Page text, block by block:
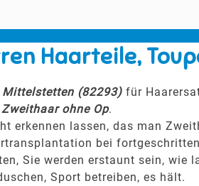
Haarteile,
(82293)für
ohne Op.
erkennen lassen, das man
bei
Sie werden erstaunt sein,
Sport betreiben, es hält.